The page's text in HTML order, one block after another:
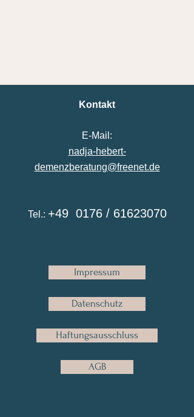
Kontakt
E-Mail:
nadja-hebert-
demenzberatung@freenet.de
Tel.: +49 0176 / 61623070
Impressum
Datenschutz
Haftungsausschluss
AGB